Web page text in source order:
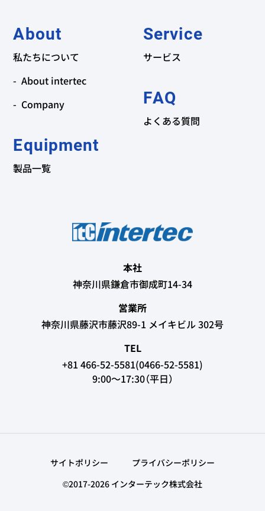
About
私たちについて
About intertec
Company
Equipment
製品一覧
Service
サービス
FAQ
よくある質問
本社
神奈川県鎌倉市御成町14-34
営業所
神奈川県藤沢市藤沢89-1 メイキビル 302号
TEL
+81 466-52-5581(0466-52-5581)
9:00～17:30（平日）
サイトポリシー
プライバシーポリシー
©2017-2026 インターテック株式会社